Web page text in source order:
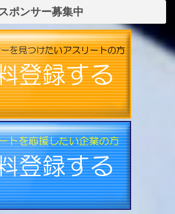
ポンサー募集中